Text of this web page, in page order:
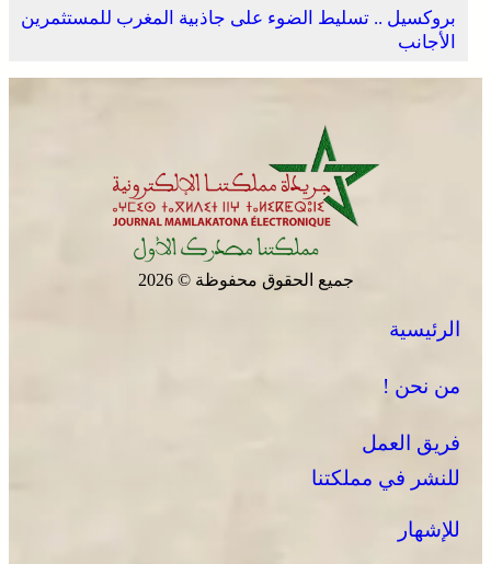
بروكسيل .. تسليط الضوء على جاذبية المغرب للمستثمرين
الأجانب
جميع الحقوق محفوظة © 2026
الرئيسية
من نحن !
فريق العمل
للنشر في مملكتنا
للإشهار